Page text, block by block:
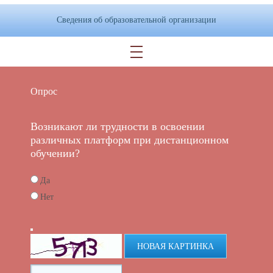
Сведения об образовательной организации
Опрос
Возникают ли трудности в освоении
различных платформ при дистанционном
обучении?
Да
Нет
НОВАЯ КАРТИНКА